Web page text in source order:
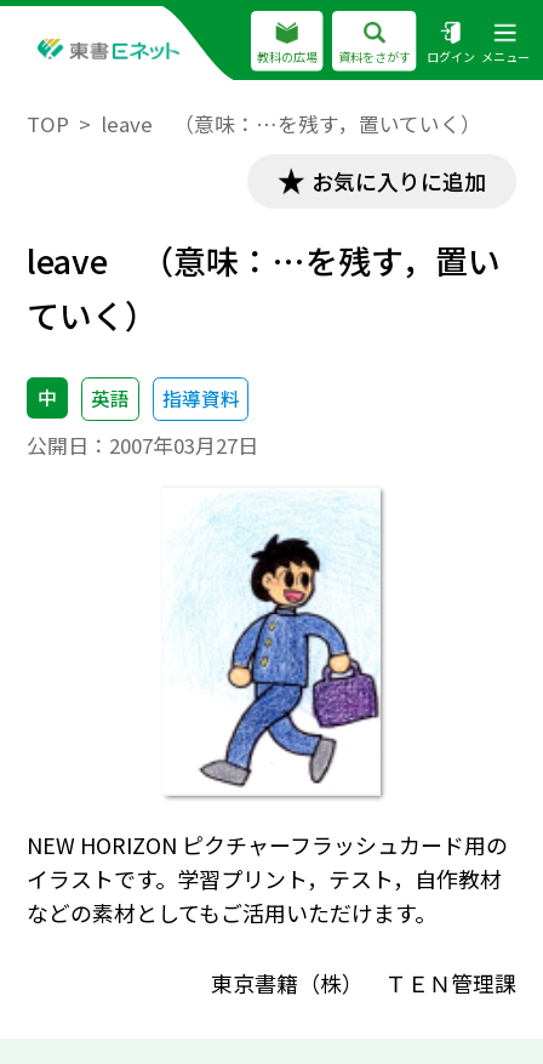
教科の広場 資料をさがす ログイン メニュー
TOP leave （意味：…を残す，置いていく）
お気に入りに追加
leave （意味：…を残す，置い
ていく）
中 英語 指導資料
公開日： 2007年03月27日
NEW HORIZON ピクチャーフラッシュカード用の
イラストです。学習プリント，テスト，自作教材
などの素材としてもご活用いただけます。
東京書籍（株） ＴＥＮ管理課